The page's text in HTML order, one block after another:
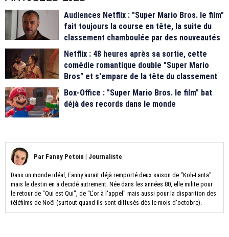
Audiences Netflix : "Super Mario Bros. le film"
fait toujours la course en tête, la suite du
classement chamboulée par des nouveautés
Netflix : 48 heures après sa sortie, cette
comédie romantique double "Super Mario
Bros" et s'empare de la tête du classement
Box-Office : "Super Mario Bros. le film" bat
déjà des records dans le monde
Par Fanny Petoin | Journaliste
Dans un monde idéal, Fanny aurait déjà remporté deux saison de "Koh-Lanta"
mais le destin en a decidé autrement. Née dans les années 80, elle milite pour
le retour de "Qui est Qui", de "L'or à l'appel" mais aussi pour la disparition des
téléfilms de Noël (surtout quand ils sont diffusés dès le mois d'octobre).